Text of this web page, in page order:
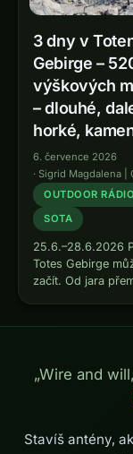
3 dny v
Gebirge –
výškových
– dlouhé,
horké,
6. července 2026
· Sigrid Magdalena |
OUTDOOR RÁDIO
SOTA
25.6.–28.6.2026
Totes Gebirge
začít. Od jara
křížem krážem
jednotlivé ze 7
plánovaných
„Wire and
Stavíš antény,